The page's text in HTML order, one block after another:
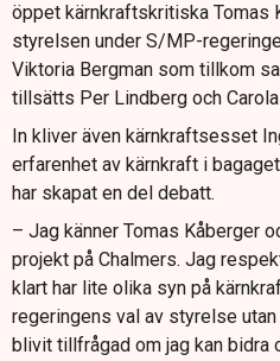
öppet kärnkraftskritiska Tomas
styrelsen under S/MP-
Viktoria Bergman som tillkom
tillsätts Per Lindberg och
In kliver även kärnkraftsesset
erfarenhet av kärnkraft i
har skapat en del debatt.
– Jag känner Tomas Kåberger
projekt på Chalmers. Jag
klart har lite olika syn på
regeringens val av styrelse
blivit tillfrågad om jag kan bidra